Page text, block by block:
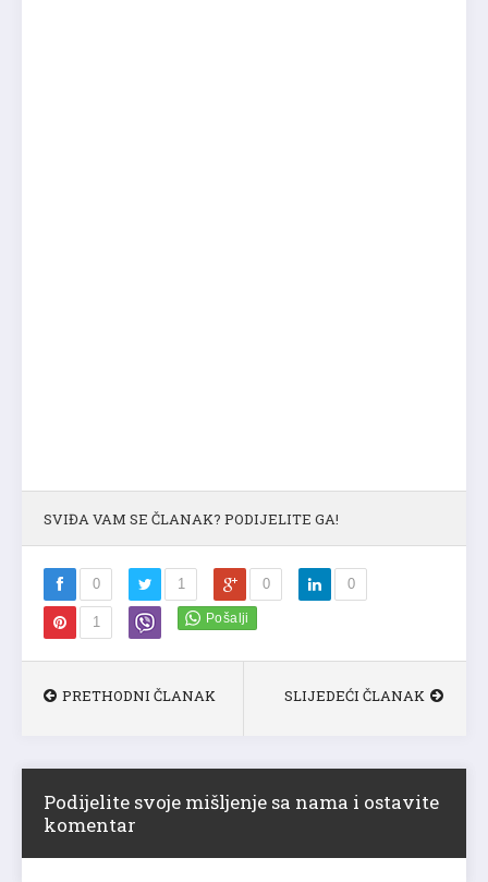
SVIĐA VAM SE ČLANAK? PODIJELITE GA!
0 1 0 0
1
PRETHODNI ČLANAK SLIJEDEĆI ČLANAK
Podijelite svoje mišljenje sa nama i ostavite
komentar